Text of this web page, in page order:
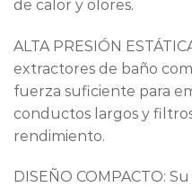
de calor y olores.
ALTA PRESIÓN
extractores de baño
fuerza suficiente para
conductos largos y
rendimiento.
DISEÑO COMPACTO: